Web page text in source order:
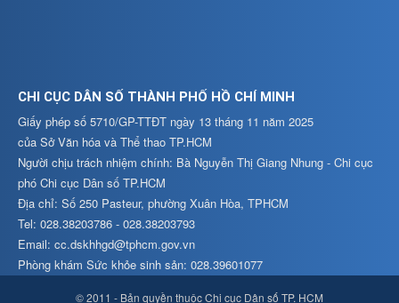
CHI CỤC DÂN SỐ THÀNH PHỐ HỒ CHÍ MINH
Giấy phép số 5710/GP-TTĐT ngày 13 tháng 11 năm 2025
của Sở Văn hóa và Thể thao TP.HCM
Người chịu trách nhiệm chính: Bà Nguyễn Thị Giang Nhung - Chi cục
phó Chi cục Dân số TP.HCM
Địa chỉ: Số 250 Pasteur, phường Xuân Hòa, TPHCM
Tel: 028.38203786 - 028.38203793
Email: cc.dskhhgd@tphcm.gov.vn
Phòng khám Sức khỏe sinh sản: 028.39601077
© 2011 - Bản quyền thuộc Chi cục Dân số TP. HCM